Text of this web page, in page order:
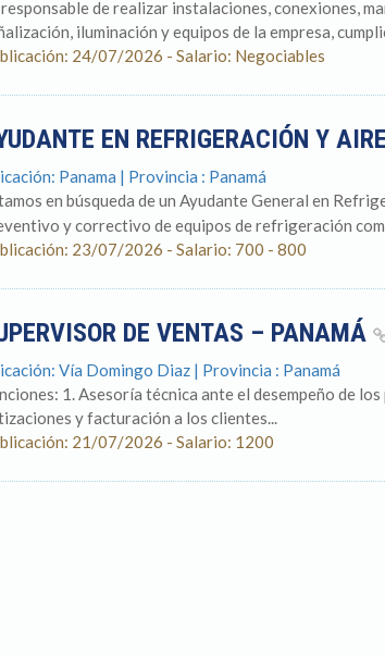
responsable de realizar instalaciones, conexiones,
iluminación y equipos de la empresa,
24/07/2026 - Salario: Negociables
EN REFRIGERACIÓN Y
Panama | Provincia : Panamá
en búsqueda de un Ayudante General en
y correctivo de equipos de refrigeración
23/07/2026 - Salario: 700 - 800
DE VENTAS – PANAMÁ
Vía Domingo Diaz | Provincia : Panamá
1. Asesoría técnica ante el desempeño de
y facturación a los clientes...
21/07/2026 - Salario: 1200